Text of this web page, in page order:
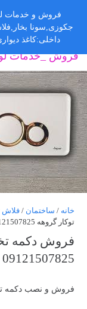
فروش _خدمات
خانه / ساختمان / فلاش
توکار گروهه 09121507825
فروش دکمه
09121507825
فروش و نصب دکمه
فروش و خدمات
جکوزی,سونا
داخلی:کاغذ